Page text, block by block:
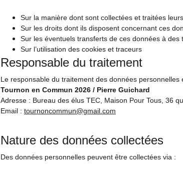
Sur la manière dont sont collectées et traitées
Sur les droits dont ils disposent concernant ces
Sur les éventuels transferts de ces données à des
Sur l’utilisation des cookies et traceurs
Responsable du traitement
Le responsable du traitement des données personnelles
Tournon en Commun 2026 / Pierre Guichard
Adresse : Bureau des élus TEC, Maison Pour Tous, 36
Email : tournoncommun@gmail.com
Nature des données collectées
Des données personnelles peuvent être collectées via :